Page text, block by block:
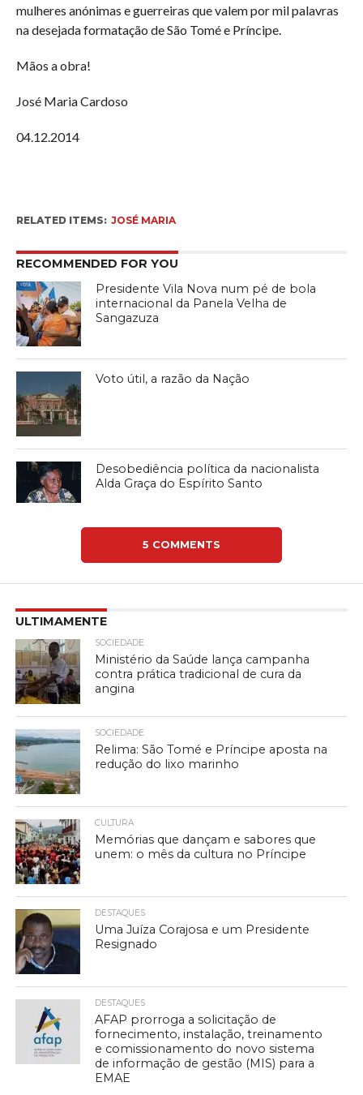
mulheres anónimas e guerreiras que valem por mil palavras
na desejada formatação de São Tomé e Príncipe.
Mãos a obra!
José Maria Cardoso
04.12.2014
RELATED ITEMS: JOSÉ MARIA
RECOMMENDED FOR YOU
Presidente Vila Nova num pé de bola
internacional da Panela Velha de
Sangazuza
Voto útil, a razão da Nação
Desobediência política da nacionalista
Alda Graça do Espírito Santo
5 COMMENTS
ULTIMAMENTE
SOCIEDADE
Ministério da Saúde lança campanha
contra prática tradicional de cura da
angina
SOCIEDADE
Relima: São Tomé e Príncipe aposta na
redução do lixo marinho
CULTURA
Memórias que dançam e sabores que
unem: o mês da cultura no Príncipe
DESTAQUES
Uma Juíza Corajosa e um Presidente
Resignado
DESTAQUES
AFAP prorroga a solicitação de
fornecimento, instalação, treinamento
e comissionamento do novo sistema
de informação de gestão (MIS) para a
EMAE